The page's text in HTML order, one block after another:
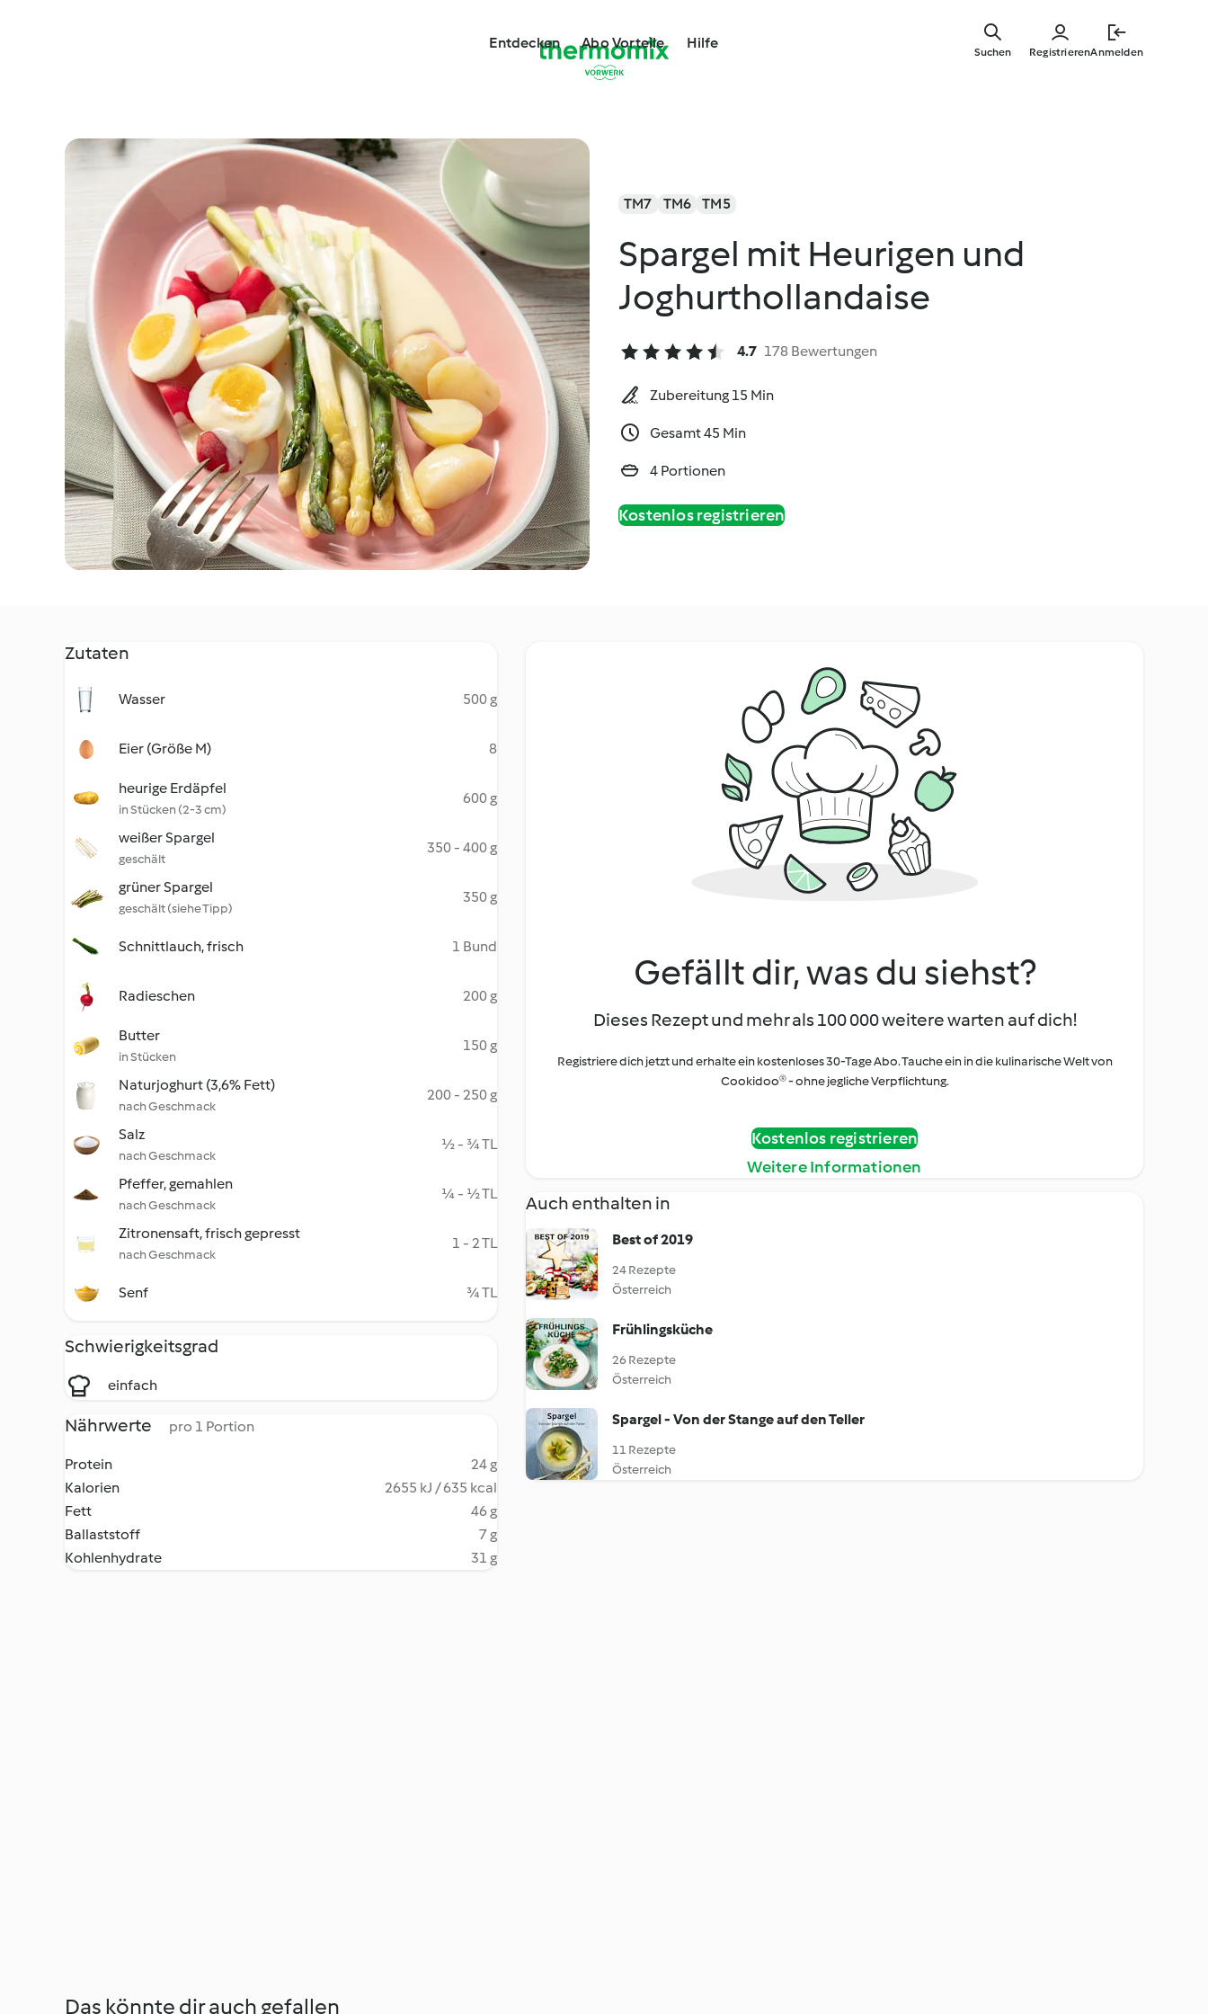
springen
Entdecken Abo Vorteile Hilfe
RegistrierenAnmelden
Suchen
TM7 TM6 TM5
Spargel mit Heurigen und
Joghurthollandaise
4.7 178 Bewertungen
Zubereitung 15 Min
Gesamt 45 Min
4 Portionen
Kostenlos registrieren
Zutaten
Wasser 500 g
Eier (Größe M) 8
heurige Erdäpfel
in Stücken (2-3 cm)
600 g
weißer Spargel
geschält
350 - 400 g
grüner Spargel
geschält (siehe Tipp)
350 g
Schnittlauch, frisch 1 Bund
Radieschen 200 g
Butter
in Stücken
150 g
Naturjoghurt (3,6% Fett)
nach Geschmack
200 - 250 g
Salz
nach Geschmack
½ - ¾ TL
Pfeffer, gemahlen
nach Geschmack
¼ - ½ TL
Zitronensaft, frisch gepresst
nach Geschmack
1 - 2 TL
Senf ¾ TL
Schwierigkeitsgrad
einfach
Nährwerte pro 1 Portion
Protein
24 g
Kalorien
2655 kJ / 635 kcal
Fett
46 g
Ballaststoff
7 g
Kohlenhydrate
31 g
Gefällt dir, was du siehst?
Dieses Rezept und mehr als 100 000 weitere warten auf dich!
Registriere dich jetzt und erhalte ein kostenloses 30-Tage Abo. Tauche ein in die kulinarische Welt von
Cookidoo® - ohne jegliche Verpflichtung.
Kostenlos registrieren
Weitere Informationen
Auch enthalten in
Best of 2019
24 Rezepte
Österreich
Frühlingsküche
26 Rezepte
Österreich
Spargel - Von der Stange auf den Teller
11 Rezepte
Österreich
Das könnte dir auch gefallen